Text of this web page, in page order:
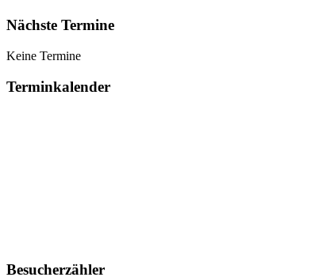
Nächste Termine
Keine Termine
Terminkalender
Besucherzähler